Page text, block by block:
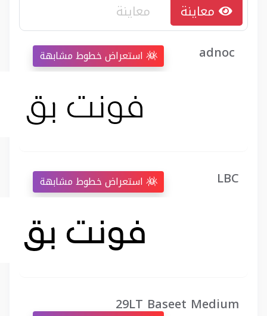
adnoc
LBC
29LT Baseet Medium